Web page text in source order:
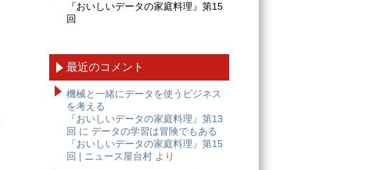
『おいしいデータの家庭料理』第15
回
最近のコメント
機械と一緒にデータを使うビジネス
を考える
『おいしいデータの家庭料理』第13
回 に データの学習は冒険でもある
『おいしいデータの家庭料理』第15
回 | ニュース屋台村 より